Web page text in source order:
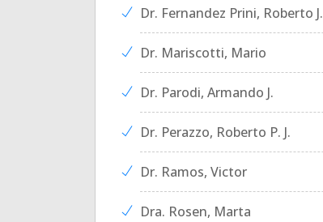
Dr. Fernandez Prini, Roberto J.
Dr. Mariscotti, Mario
Dr. Parodi, Armando J.
Dr. Perazzo, Roberto P. J.
Dr. Ramos, Victor
Dra. Rosen, Marta